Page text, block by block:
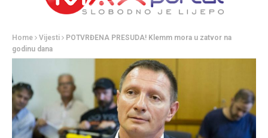
Home Vijesti
POTVRĐENA PRESUDA! Klemm mora u zatvor na
godinu dana